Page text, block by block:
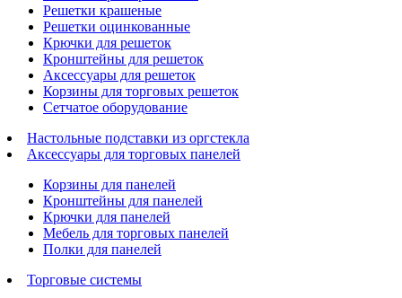
Решетки крашеные
Решетки оцинкованные
Крючки для решеток
Кронштейны для решеток
Аксессуары для решеток
Корзины для торговых решеток
Сетчатое оборудование
Настольные подставки из оргстекла
Аксессуары для торговых панелей
Корзины для панелей
Кронштейны для панелей
Крючки для панелей
Мебель для торговых панелей
Полки для панелей
Торговые системы